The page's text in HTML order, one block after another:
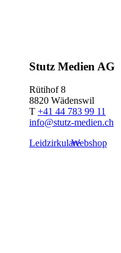
Stutz Medien AG
Rütihof 8
8820 Wädenswil
T +41 44 783 99 11
info@stutz-medien.ch
LeidzirkulareWebshop